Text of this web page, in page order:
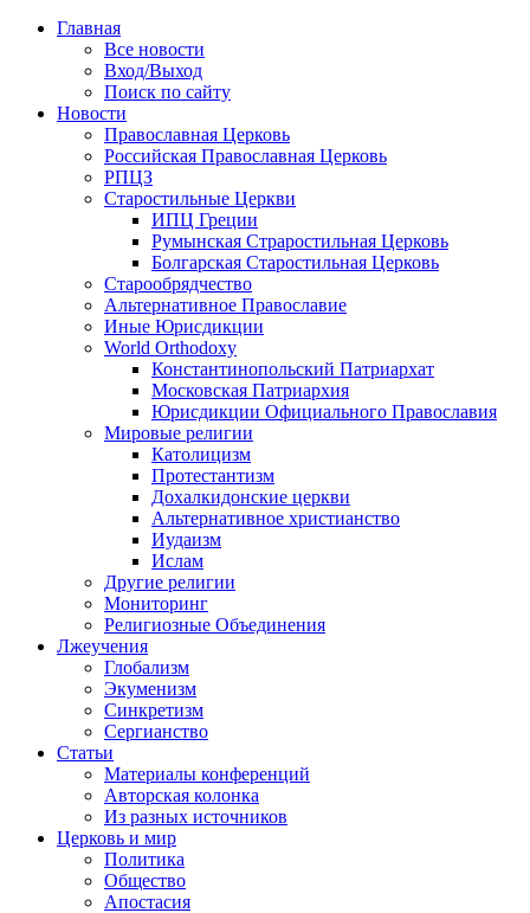
Главная
Все новости
Вход/Выход
Поиск по сайту
Новости
Православная Церковь
Российская Православная Церковь
РПЦЗ
Старостильные Церкви
ИПЦ Греции
Румынская Страростильная Церковь
Болгарская Старостильная Церковь
Старообрядчество
Альтернативное Православие
Иные Юрисдикции
World Orthodoxy
Константинопольский Патриархат
Московская Патриархия
Юрисдикции Официального Православия
Мировые религии
Католицизм
Протестантизм
Дохалкидонские церкви
Альтернативное христианство
Иудаизм
Ислам
Другие религии
Мониторинг
Религиозные Объединения
Лжеучения
Глобализм
Экуменизм
Синкретизм
Сергианство
Статьи
Материалы конференций
Авторская колонка
Из разных источников
Церковь и мир
Политика
Общество
Апостасия